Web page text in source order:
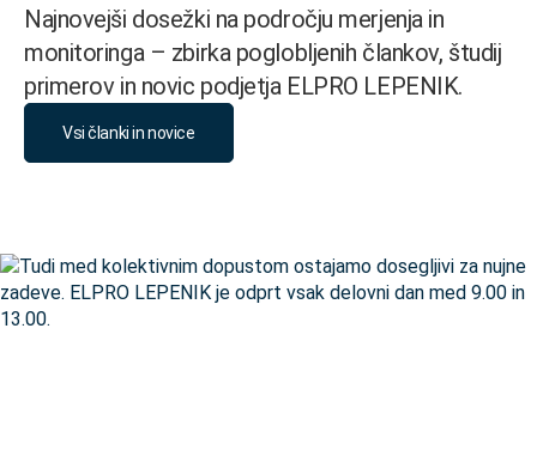
Najnovejši dosežki na področju merjenja in
monitoringa – zbirka poglobljenih člankov, študij
primerov in novic podjetja ELPRO LEPENIK.
Vsi članki in novice